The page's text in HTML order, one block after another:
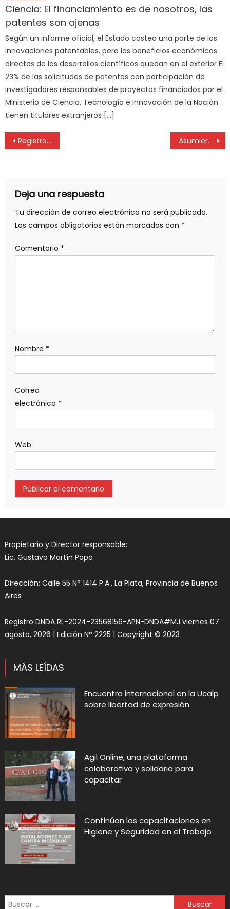
Ciencia: El financiamiento es de nosotros, las
patentes son ajenas
Según un informe oficial, el Estado costea una parte de las
innovaciones patentables, pero los beneficios económicos
directos de los desarrollos científicos quedan en el exterior El
23% de las solicitudes de patentes con participación de
investigadores responsables de proyectos financiados por el
Ministerio de Ciencia, Tecnología e Innovación de la Nación
tienen titulares extranjeros […]
Registro de la Propiedad: piden a Kicillof que intervenga en el conflicto y garantice el funcionamiento Asumieron las nuevas autoridades del Colegio de Agrimensores de la provincia
Deja una respuesta
Tu dirección de correo electrónico no será publicada.
Los campos obligatorios están marcados con *
Comentario *
Nombre *
Correo
electrónico *
Web
Propietario y Director responsable:
Lic. Gustavo Martín Papa
Dirección: Calle 55 N° 1414 P.A., La Plata, Provincia de Buenos
Aires
Registro DNDA RL-2024-23568156-APN-DNDA#MJ viernes 07
agosto, 2026 | Edición N° 2225 | Copyright © 2023
MÁS LEÍDAS
Encuentro internacional en la Ucalp
sobre libertad de expresión
Agil Online, una plataforma
colaborativa y solidaria para
capacitar
Continúan las capacitaciones en
Higiene y Seguridad en el Trabajo